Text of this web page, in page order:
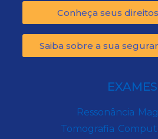
Conheça seus
Saiba sobre a sua
EXAMES
Ressonância
Tomografia